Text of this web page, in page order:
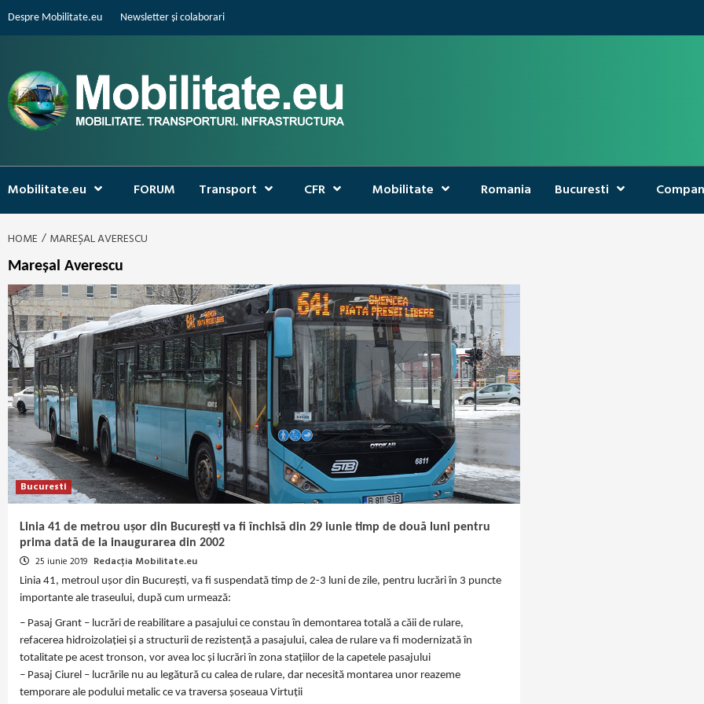
Despre Mobilitate.eu Newsletter și colaborari
Mobilitate.eu FORUM Transport CFR Mobilitate Romania Bucuresti
HOME MAREŞAL AVERESCU
Mareşal Averescu
Bucuresti
Linia 41 de metrou ușor din București va fi închisă din 29 iunie timp de două luni pentru
prima dată de la inaugurarea din 2002
25 iunie 2019 Redacția Mobilitate.eu
Linia 41, metroul ușor din București, va fi suspendată timp de 2-3 luni de zile, pentru lucrări în 3 puncte
importante ale traseului, după cum urmează:
– Pasaj Grant – lucrări de reabilitare a pasajului ce constau în demontarea totală a căii de rulare,
refacerea hidroizolației și a structurii de rezistență a pasajului, calea de rulare va fi modernizată în
totalitate pe acest tronson, vor avea loc și lucrări în zona stațiilor de la capetele pasajului
– Pasaj Ciurel – lucrările nu au legătură cu calea de rulare, dar necesită montarea unor reazeme
temporare ale podului metalic ce va traversa șoseaua Virtuții